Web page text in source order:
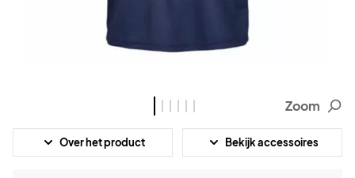
Zoom
Over het product Bekijk accessoires